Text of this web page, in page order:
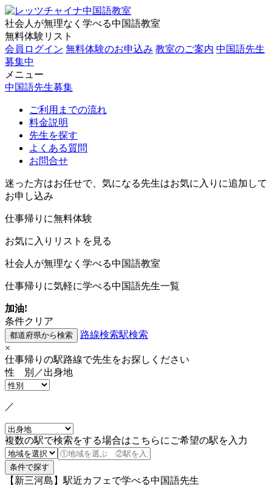
社会人が無理なく学べる中国語教室
無料体験リスト
会員ログイン 無料体験のお申込み 教室のご案内 中国語先生
募集中
メニュー
中国語先生募集
ご利用までの流れ
料金説明
先生を探す
よくある質問
お問合せ
迷った方はお任せで、気になる先生はお気に入りに追加して
お申し込み
仕事帰りに無料体験
お気に入りリストを見る
社会人が無理なく学べる中国語教室
仕事帰りに気軽に学べる中国語先生一覧
加油!
条件クリア
路線検索駅検索
×
仕事帰りの駅路線で先生をお探しください
性 別／出身地
／
複数の駅で検索をする場合はこちらにご希望の駅を入力
【新三河島】駅近カフェで学べる中国語先生